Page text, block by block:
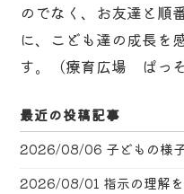
のでなく、お友達と順
に、こども達の成長を
す。（療育広場 ぱっそ
最近の投稿記事
2026/08/06 子どもの様
2026/08/01 指示の理解